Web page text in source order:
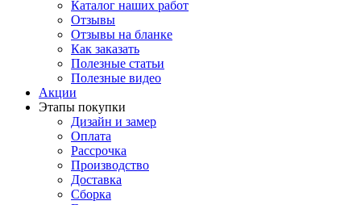
Каталог наших работ
Отзывы
Отзывы на бланке
Как заказать
Полезные статьи
Полезные видео
Акции
Этапы покупки
Дизайн и замер
Оплата
Рассрочка
Производство
Доставка
Сборка